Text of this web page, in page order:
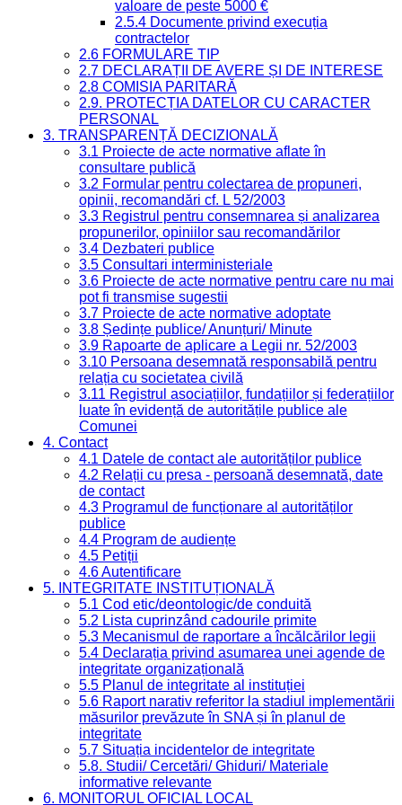
valoare de peste 5000 €
2.5.4 Documente privind execuția
contractelor
2.6 FORMULARE TIP
2.7 DECLARAȚII DE AVERE ȘI DE INTERESE
2.8 COMISIA PARITARĂ
2.9. PROTECȚIA DATELOR CU CARACTER
PERSONAL
3. TRANSPARENȚĂ DECIZIONALĂ
3.1 Proiecte de acte normative aflate în
consultare publică
3.2 Formular pentru colectarea de propuneri,
opinii, recomandări cf. L 52/2003
3.3 Registrul pentru consemnarea și analizarea
propunerilor, opiniilor sau recomandărilor
3.4 Dezbateri publice
3.5 Consultari interministeriale
3.6 Proiecte de acte normative pentru care nu mai
pot fi transmise sugestii
3.7 Proiecte de acte normative adoptate
3.8 Ședințe publice/ Anunțuri/ Minute
3.9 Rapoarte de aplicare a Legii nr. 52/2003
3.10 Persoana desemnată responsabilă pentru
relația cu societatea civilă
3.11 Registrul asociațiilor, fundațiilor și federațiilor
luate în evidență de autoritățile publice ale
Comunei
4. Contact
4.1 Datele de contact ale autorităților publice
4.2 Relații cu presa - persoană desemnată, date
de contact
4.3 Programul de funcționare al autorităților
publice
4.4 Program de audiențe
4.5 Petiții
4.6 Autentificare
5. INTEGRITATE INSTITUȚIONALĂ
5.1 Cod etic/deontologic/de conduită
5.2 Lista cuprinzând cadourile primite
5.3 Mecanismul de raportare a încălcărilor legii
5.4 Declarația privind asumarea unei agende de
integritate organizațională
5.5 Planul de integritate al instituției
5.6 Raport narativ referitor la stadiul implementării
măsurilor prevăzute în SNA și în planul de
integritate
5.7 Situația incidentelor de integritate
5.8. Studii/ Cercetări/ Ghiduri/ Materiale
informative relevante
6. MONITORUL OFICIAL LOCAL